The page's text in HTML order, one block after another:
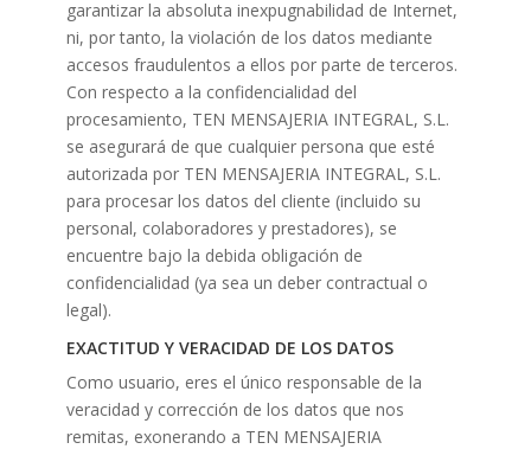
garantizar la absoluta inexpugnabilidad de Internet,
ni, por tanto, la violación de los datos mediante
accesos fraudulentos a ellos por parte de terceros.
Con respecto a la confidencialidad del
procesamiento, TEN MENSAJERIA INTEGRAL, S.L.
se asegurará de que cualquier persona que esté
autorizada por TEN MENSAJERIA INTEGRAL, S.L.
para procesar los datos del cliente (incluido su
personal, colaboradores y prestadores), se
encuentre bajo la debida obligación de
confidencialidad (ya sea un deber contractual o
legal).
EXACTITUD Y VERACIDAD DE LOS DATOS
Como usuario, eres el único responsable de la
veracidad y corrección de los datos que nos
remitas, exonerando a TEN MENSAJERIA